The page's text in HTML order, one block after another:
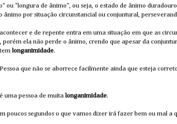
ou "longura de ânimo", ou seja, o estado de ânimo
ânimo por situação circunstancial ou conjuntural,
e de repente entra em uma situação em que as
ela não perde o ânimo, crendo que apesar da
longanimidade.
que não se aborrece facilmente ainda que esteja
uma pessoa de muita longanimidade.
poucos segundos o que vamos dizer irá fazer bem ou mal a